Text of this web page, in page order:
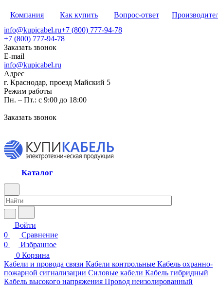
Компания Как купить Вопрос-ответ
info@kupicabel.ru+7 (800) 777-94-78
+7 (800) 777-94-78
Заказать звонок
E-mail
info@kupicabel.ru
Адрес
г. Краснодар, проезд Майский 5
Режим работы
Пн. – Пт.: с 9:00 до 18:00
Заказать звонок
Каталог
Войти
0
Сравнение
0
Избранное
0 Корзина
Кабели и провода связи Кабели контрольные Кабель охранно-
пожарной сигнализации Силовые кабели Кабель гибридный
Кабель высокого напряжения Провод неизолированный